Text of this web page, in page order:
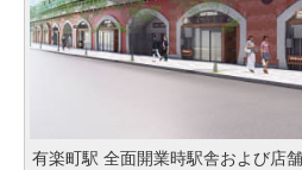
有楽町駅 全面開業時駅舎および店